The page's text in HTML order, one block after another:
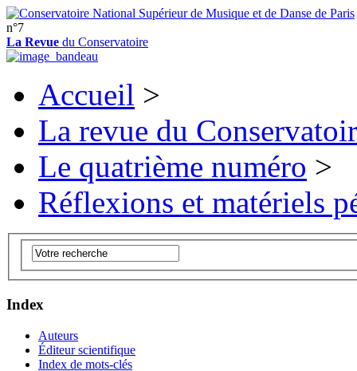
n°7
La Revue du Conservatoire
Accueil >
La revue du
Le quatrième numéro >
Réflexions et matériels
Index
Auteurs
Éditeur scientifique
Index de mots-clés